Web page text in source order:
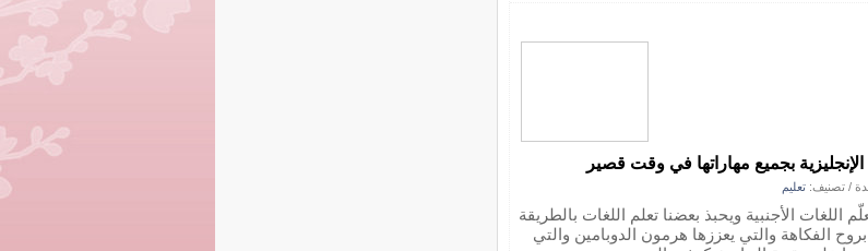
/ تصنيف: تعليم
اللغات الأجنبية ويحبذ بعضنا تعلم اللغات بالطريقة
الفكاهة والتي يعززها هرمون الدوبامين والتي